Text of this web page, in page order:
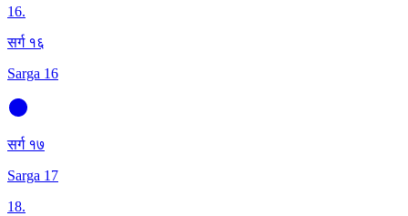
16.
सर्ग १६
Sarga 16
सर्ग १७
Sarga 17
18.